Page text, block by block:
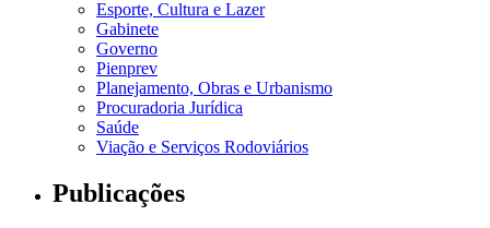
Esporte, Cultura e Lazer
Gabinete
Governo
Pienprev
Planejamento, Obras e Urbanismo
Procuradoria Jurídica
Saúde
Viação e Serviços Rodoviários
Publicações